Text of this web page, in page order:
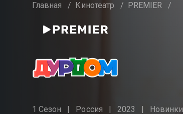
Главная / Кинотеатр / PREMIER /
1 Сезон Россия 2023 Новинки